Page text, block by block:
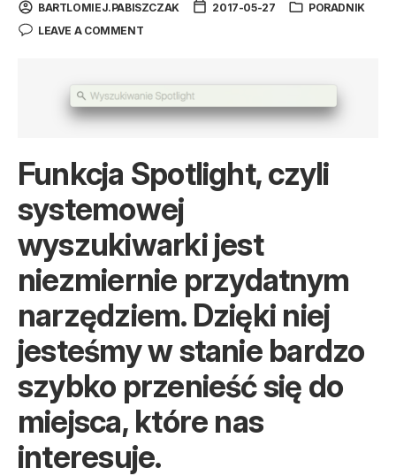
BARTLOMIEJ.PABISZCZAK 2017-05-27
PORADNIK
LEAVE A COMMENT
Funkcja Spotlight, czyli
systemowej
wyszukiwarki jest
niezmiernie przydatnym
narzędziem. Dzięki niej
jesteśmy w stanie bardzo
szybko przenieść się do
miejsca, które nas
interesuje.